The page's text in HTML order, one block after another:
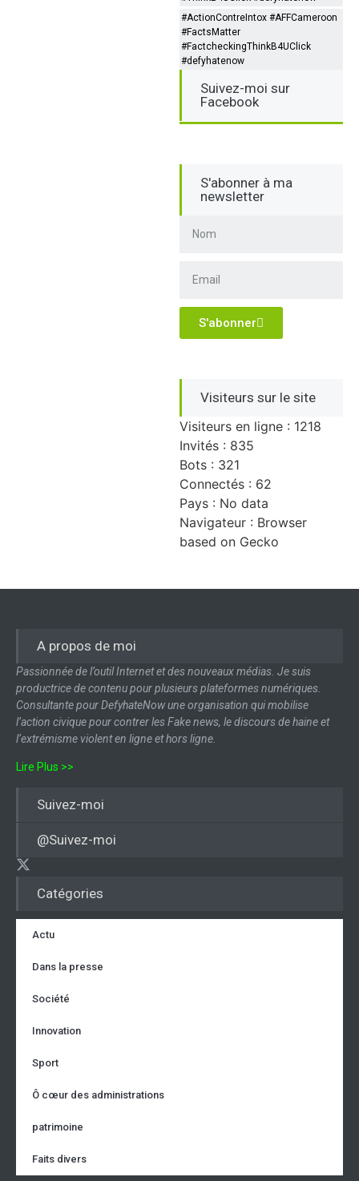
#ActionContreIntox #AFFCameroon
#FactsMatter
#FactcheckingThinkB4UClick
#defyhatenow
Suivez-moi sur
Facebook
S'abonner à ma
newsletter
S'abonner
Visiteurs sur le site
Visiteurs en ligne : 1218
Invités : 835
Bots : 321
Connectés : 62
Pays : No data
Navigateur : Browser
based on Gecko
Catégories
Actu
Dans la presse
Société
Innovation
Sport
Ô cœur des administrations
patrimoine
Faits divers
A propos de moi
Passionnée de l’outil Internet et des nouveaux médias. Je suis
productrice de contenu pour plusieurs plateformes numériques.
Consultante pour DefyhateNow une organisation qui mobilise
l’action civique pour contrer les Fake news, le discours de haine et
l’extrémisme violent en ligne et hors ligne.
Lire Plus >>
Suivez-moi
@Suivez-moi